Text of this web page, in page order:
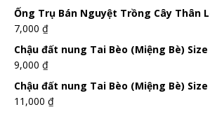
Ống Trụ Bán Nguyệt Trồng Cây Thân
7,000 ₫
Chậu đất nung Tai Bèo (Miệng Bè) Size
9,000 ₫
Chậu đất nung Tai Bèo (Miệng Bè) Size
11,000 ₫